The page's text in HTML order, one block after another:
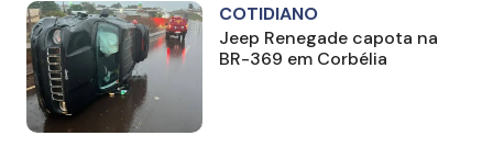
COTIDIANO
Jeep Renegade capota na
BR-369 em Corbélia